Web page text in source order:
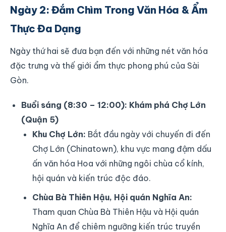
Ngày 2: Đắm Chìm Trong Văn Hóa & Ẩm
Thực Đa Dạng
Ngày thứ hai sẽ đưa bạn đến với những nét văn hóa
đặc trưng và thế giới ẩm thực phong phú của Sài
Gòn.
Buổi sáng (8:30 – 12:00): Khám phá Chợ Lớn
(Quận 5)
Khu Chợ Lớn: Bắt đầu ngày với chuyến đi đến
Chợ Lớn (Chinatown), khu vực mang đậm dấu
ấn văn hóa Hoa với những ngôi chùa cổ kính,
hội quán và kiến trúc độc đáo.
Chùa Bà Thiên Hậu, Hội quán Nghĩa An:
Tham quan Chùa Bà Thiên Hậu và Hội quán
Nghĩa An để chiêm ngưỡng kiến trúc truyền